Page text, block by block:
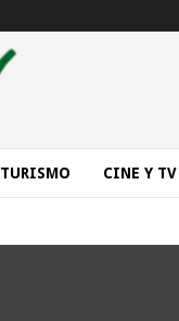
TURISMO CINE Y TV